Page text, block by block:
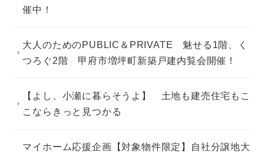
催中！
大人のためのPUBLIC＆PRIVATE 魅せる1階、く
つろぐ2階 甲府市増坪町新築戸建内覧会開催！
【よし、小瀬に暮らそうよ】 土地も建売住宅もこ
こならきっと見つかる
マイホーム応援企画【対象物件限定】自社分譲地大